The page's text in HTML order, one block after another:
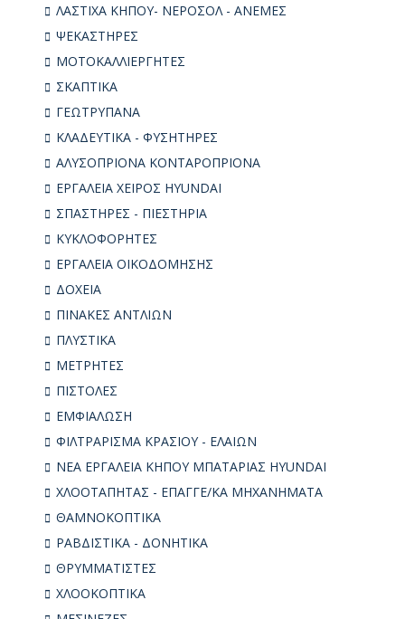
ΛΑΣΤΙΧΑ ΚΗΠΟΥ- ΝΕΡΟΣΟΛ - ΑΝΕΜΕΣ
ΨΕΚΑΣΤΗΡΕΣ
ΜΟΤΟΚΑΛΛΙΕΡΓΗΤΕΣ
ΣΚΑΠΤΙΚΑ
ΓΕΩΤΡΥΠΑΝΑ
ΚΛΑΔΕΥΤΙΚΑ - ΦΥΣΗΤΗΡΕΣ
ΑΛΥΣΟΠΡΙΟΝΑ ΚΟΝΤΑΡΟΠΡΙΟΝΑ
ΕΡΓΑΛΕΙΑ ΧΕΙΡΟΣ HYUNDAI
ΣΠΑΣΤΗΡΕΣ - ΠΙΕΣΤΗΡΙΑ
ΚΥΚΛΟΦΟΡΗΤΕΣ
ΕΡΓΑΛΕΙΑ ΟΙΚΟΔΟΜΗΣΗΣ
ΔΟΧΕΙΑ
ΠΙΝΑΚΕΣ ΑΝΤΛΙΩΝ
ΠΛΥΣΤΙΚΑ
ΜΕΤΡΗΤΕΣ
ΠΙΣΤΟΛΕΣ
ΕΜΦΙΑΛΩΣΗ
ΦΙΛΤΡΑΡΙΣΜΑ ΚΡΑΣΙΟΥ - ΕΛΑΙΩΝ
ΝΕΑ ΕΡΓΑΛΕΙΑ ΚΗΠΟΥ ΜΠΑΤΑΡΙΑΣ HYUNDAI
ΧΛΟΟΤΑΠΗΤΑΣ - ΕΠΑΓΓΕ/ΚΑ ΜΗΧΑΝΗΜΑΤΑ
ΘΑΜΝΟΚΟΠΤΙΚΑ
ΡΑΒΔΙΣΤΙΚΑ - ΔΟΝΗΤΙΚΑ
ΘΡΥΜΜΑΤΙΣΤΕΣ
ΧΛΟΟΚΟΠΤΙΚΑ